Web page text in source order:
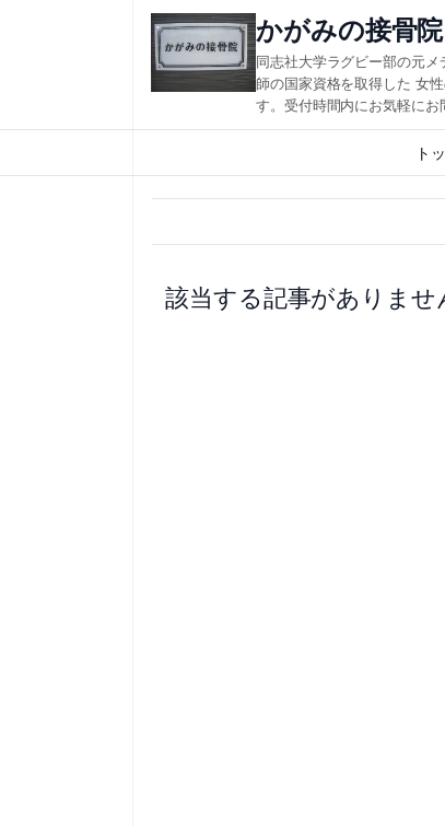
ッ
かがみの接骨院
同志社大学ラグビー部の元
師の国家資格を取得した 女
す。受付時間内にお気軽にお
ト
該当する記事がありませ